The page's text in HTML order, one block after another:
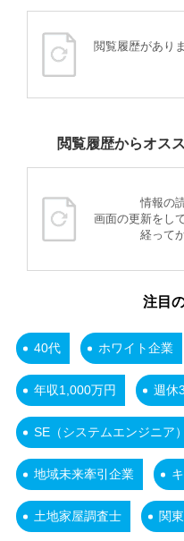
閲覧履歴があり
閲覧履歴からオス
情報の
画面の更新をし
経って
注目
40代 ホワイト企業
年収1,000万円 週休
SE（システムエンジニア）
地域未来牽引企業
土地家屋調査士 関東